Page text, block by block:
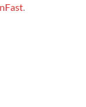
.